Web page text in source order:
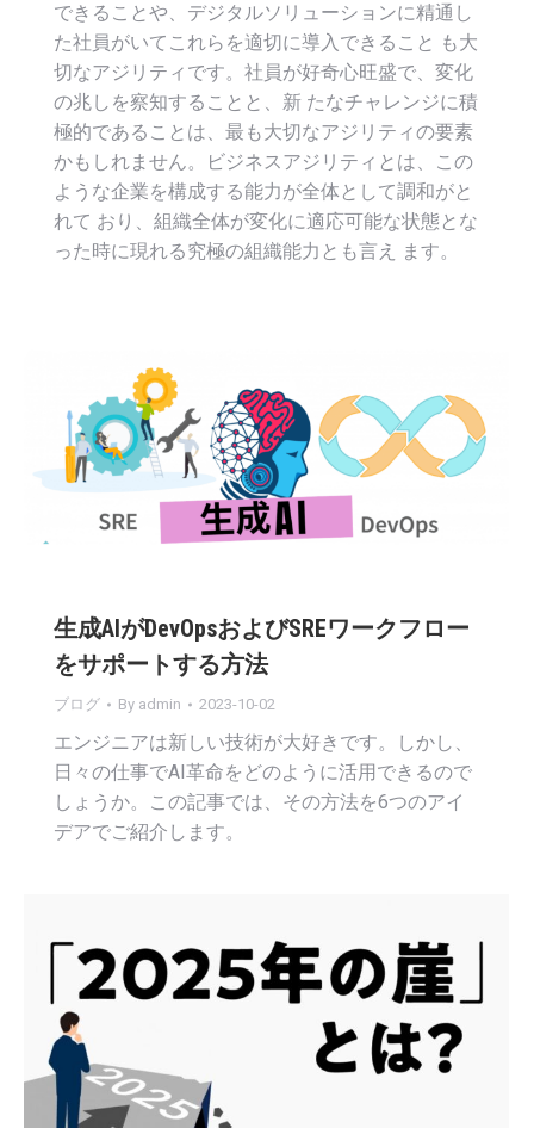
できることや、デジタルソリューションに精通し
た社員がいてこれらを適切に導入できること も大
切なアジリティです。社員が好奇心旺盛で、変化
の兆しを察知することと、新 たなチャレンジに積
極的であることは、最も大切なアジリティの要素
かもしれません。ビジネスアジリティとは、この
ような企業を構成する能力が全体として調和がと
れて おり、組織全体が変化に適応可能な状態とな
った時に現れる究極の組織能力とも言え ます。
生成AIがDevOpsおよびSREワークフロー
をサポートする方法
ブログ By admin 2023-10-02
エンジニアは新しい技術が大好きです。しかし、
日々の仕事でAI革命をどのように活用できるので
しょうか。この記事では、その方法を6つのアイ
デアでご紹介します。